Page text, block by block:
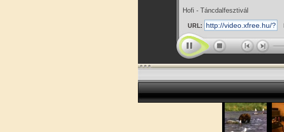
Hofi - Táncdalfesztivál
URL: